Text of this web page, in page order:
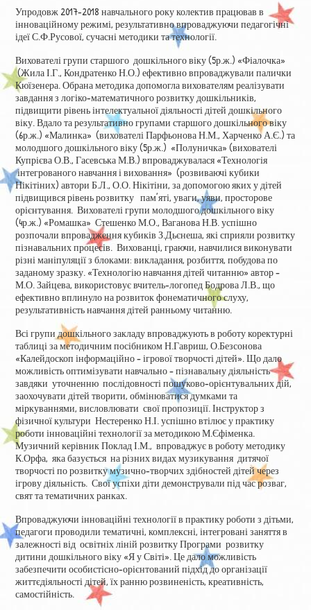
Упродовж 2017-2018 навчального року колектив працював в
інноваційному режимі, результативно впроваджуючи педагогічні
ідеї С.Ф.Русової, сучасні методики та технології.
Вихователі групи старшого дошкільного віку (5р.ж.) «Фіалочка»
(Жила І.Г., Кондратенко Н.О.) ефективно впроваджували палички
Кюїзенера. Обрана методика допомогла вихователям реалізувати
завдання з логіко-математичного розвитку дошкільників,
підвищити рівень інтелектуальної діяльності дітей дошкільного
віку. Вдало та результативно групами старшого дошкільного віку
(6р.ж.) «Малинка» (вихователі Парфьонова Н.М., Харченко А.Є.) та
молодшого дошкільного віку (5р.ж.) «Полуничка» (вихователі
Купрієва О.В., Гасевська М.В.) впроваджувалася «Технологія
інтегрованого навчання і виховання» (розвиваючі кубики
Нікітіних) автори Б.Л., О.О. Нікітіни, за допомогою яких у дітей
підвищився рівень розвитку пам’яті, уваги, уяви, просторове
орієнтування. Вихователі групи молодшого дошкільного віку
(4р.ж.) «Ромашка» Стешенко М.О., Ваганова Н.В. успішно
розпочали впровадження кубиків З.Дьєнеша, які сприяли розвитку
пізнавальних процесів. Вихованці, граючи, навчилися виконувати
різні маніпуляції з блоками: викладання, розбиття, побудова по
заданому зразку. «Технологію навчання дітей читанню» автор –
М.О. Зайцева, використовує вчитель-логопед Бодрова Л.В., що
ефективно вплинуло на розвиток фонематичного слуху,
результативність навчання дітей ранньому читанню.
Всі групи дошкільного закладу впроваджують в роботу коректурні
таблиці за методичним посібником Н.Гавриш, О.Безсонова
«Калейдоскоп інформаційно – ігрової творчості дітей». Що дало
можливість оптимізувати навчально – пізнавальну діяльність
завдяки уточненню послідовності пошуково-орієнтувальних дій,
заохочувати дітей творити, обмінюватися думками та
міркуваннями, висловлювати свої пропозиції. Інструктор з
фізичної культури Нестеренко Н.І. успішно втілює у практику
роботи інноваційні технології за методикою М.Єфіменка.
Музичний керівник Поклад І.М., впроваджує в роботу методику
К.Орфа, яка базується на різних видах музикування дитячої
творчості по розвитку музично-творчих здібностей дітей через
ігрову діяльність. Свої успіхи діти демонстрували під час розваг,
свят та тематичних ранках.
Впроваджуючи інноваційні технології в практику роботи з дітьми,
педагоги проводили тематичні, комплексні, інтегровані заняття в
залежності від освітніх ліній розвитку Програми розвитку
дитини дошкільного віку «Я у Світі». Це дало можливість
забезпечити особистісно-орієнтований підхід до організації
життєдіяльності дітей, їх ранню розвиненість, креативність,
самостійність.